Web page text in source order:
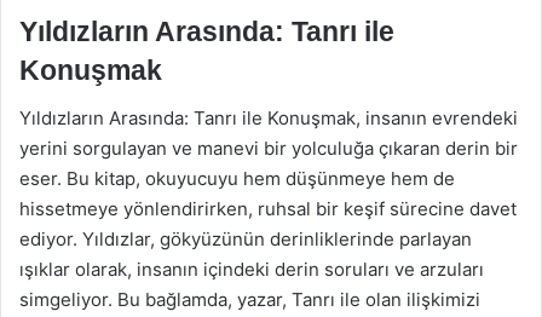
Yıldızların Arasında: Tanrı ile
Konuşmak
Yıldızların Arasında: Tanrı ile Konuşmak, insanın evrendeki
yerini sorgulayan ve manevi bir yolculuğa çıkaran derin bir
eser. Bu kitap, okuyucuyu hem düşünmeye hem de
hissetmeye yönlendirirken, ruhsal bir keşif sürecine davet
ediyor. Yıldızlar, gökyüzünün derinliklerinde parlayan
ışıklar olarak, insanın içindeki derin soruları ve arzuları
simgeliyor. Bu bağlamda, yazar, Tanrı ile olan ilişkimizi